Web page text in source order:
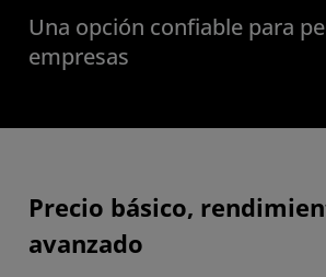
Una opción confiable para
empresas
Precio básico,
avanzado